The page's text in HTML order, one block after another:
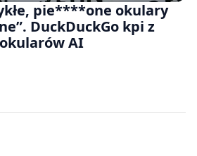
pie****one okulary
DuckDuckGo kpi z
AI